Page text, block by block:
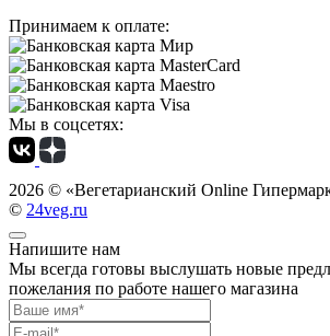
Принимаем к оплате:
Мы в соцсетях:
2026 © «Вегетарианский Online
© 24veg.ru
Напишите нам
Мы всегда готовы выслушать новые
пожелания по работе нашего магазина